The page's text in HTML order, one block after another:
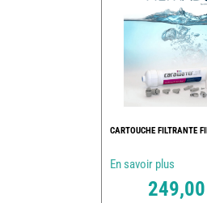
CARTOUCHE FILTRANTE
En savoir plus